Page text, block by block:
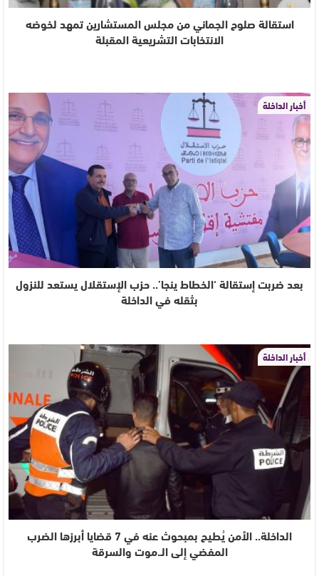
استقالة صلوح الجماني من مجلس المستشارين تمهد لخوضه
الانتخابات التشريعية المقبلة
أخبار الداخلة
بعد ضربت إستقالة ‘الخطاط ينجا’.. حزب الإستقلال يستعد للنزول
بثقله في الداخلة
أخبار الداخلة
الداخلة.. الأمن يُطيح بمبحوث عنه في 7 قضايا أبرزها الضرب
المفضي إلى الـ.موت والسرقة